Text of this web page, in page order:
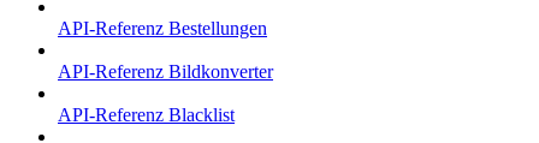
API-Referenz Bestellungen
API-Referenz Bildkonverter
API-Referenz Blacklist